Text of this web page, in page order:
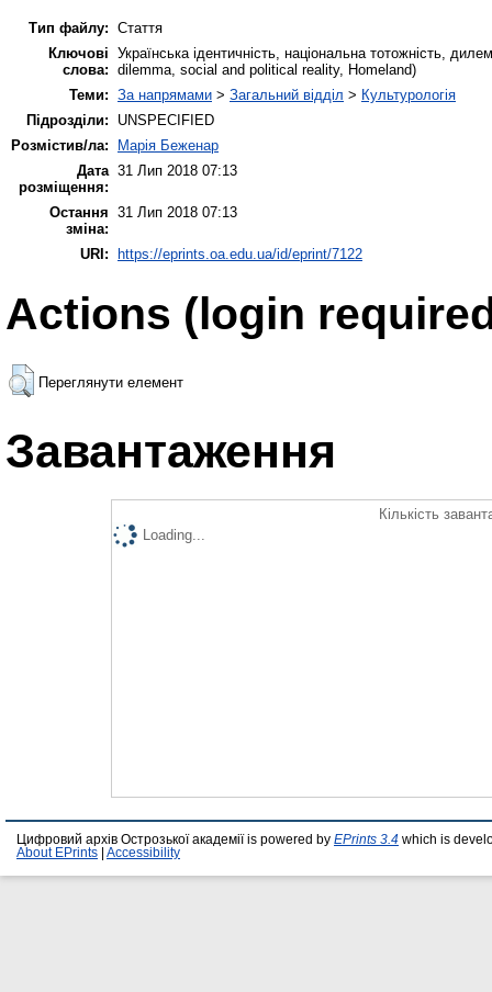
Тип файлу: Стаття
Ключові
слова:
Українська ідентичність, національна тотожність,
dilemma, social and political reality, Homeland)
Теми: За напрямами > Загальний відділ > Культурологія
Підрозділи:
UNSPECIFIED
Розмістив/ла:
Марія Беженар
Дата
розміщення:
31 Лип 2018 07:13
Остання
зміна:
31 Лип 2018 07:13
URI: https://eprints.oa.edu.ua/id/eprint/7122
Actions (login
Переглянути елемент
Завантаження
Кількість
Loading...
Цифровий архів Острозької академії is powered by EPrints 3.4 which is
About EPrints
Accessibility